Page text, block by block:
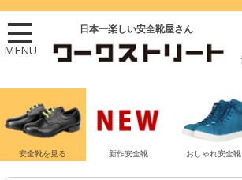
MENU
日本一楽しい安全靴屋さん
安全靴を見る 新作安全靴 おしゃれ安全靴